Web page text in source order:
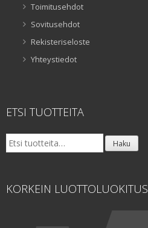
Toimitusehdot
Sovitusehdot
Rekisteriseloste
Yhteystiedot
ETSI TUOTTEITA
Etsi: Haku
KORKEIN LUOTTOLUOKITUS